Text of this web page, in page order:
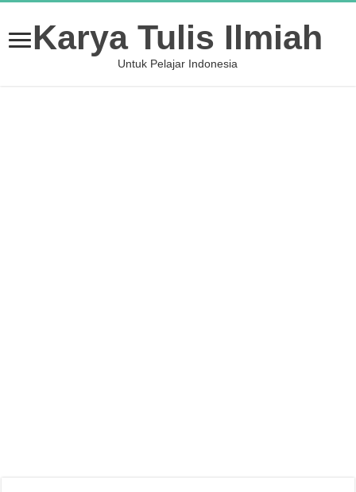
Karya Tulis Ilmiah
Untuk Pelajar Indonesia